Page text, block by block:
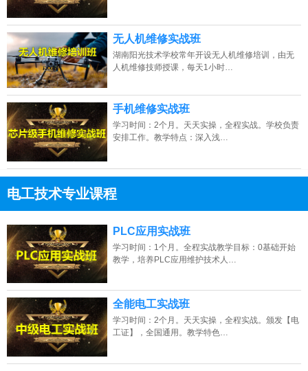
无人机维修实战班
湖南阳光技术学校常年开设无人机维修培训，由无
人机维修技师授课，每天1小时…
手机维修实战班
学习时间：2个月。天天实操，全程实战。学校负责
安排工作。教学特点：深入浅…
电工技术专业课程
点击免费咨询电话： 13807313137
PLC应用实战班
学习时间：1个月。全程实战教学目标：0基础开始
教学，培养PLC应用维护技术人…
全能电工实战班
学习时间：2个月。天天实操，全程实战。颁发【电
工证】，全国通用。教学特色…